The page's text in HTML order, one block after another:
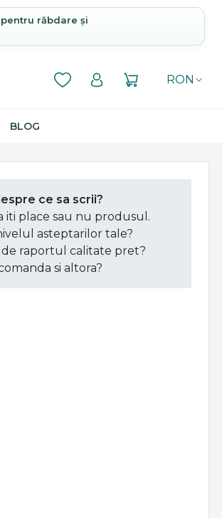
răbdare și
RON
BLOG
ce sa scrii?
iti place sau nu produsul.
asteptarilor tale?
raportul calitate pret?
si altora?